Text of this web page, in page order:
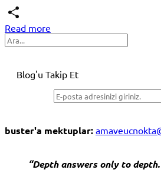
Telegram
Share
Read more
Search
Blog'u Takip Et
buster'a mektuplar:
“Depth answers only to